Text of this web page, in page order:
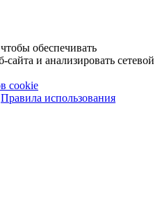
обеспечивать
и анализировать сетевой
cookie
Правила использования